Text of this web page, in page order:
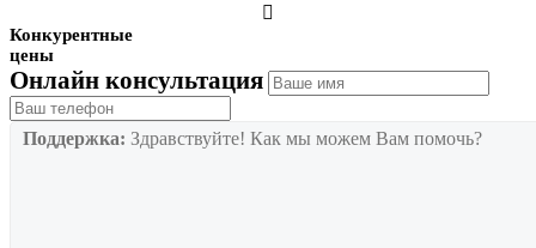

Конкурентные
цены
Онлайн консультация
Поддержка: Здравствуйте! Как мы можем Вам помочь?